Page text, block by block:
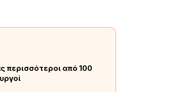
περισσότεροι από 100